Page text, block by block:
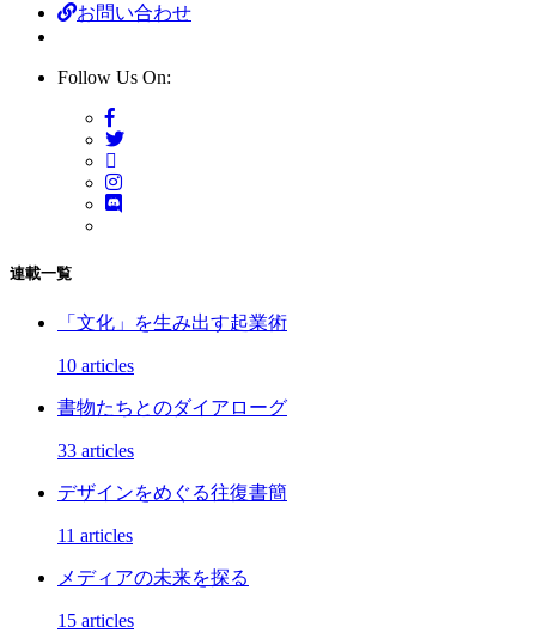
お問い合わせ
Follow Us On:
連載一覧
「文化」を生み出す起業術
10 articles
書物たちとのダイアローグ
33 articles
デザインをめぐる往復書簡
11 articles
メディアの未来を探る
15 articles